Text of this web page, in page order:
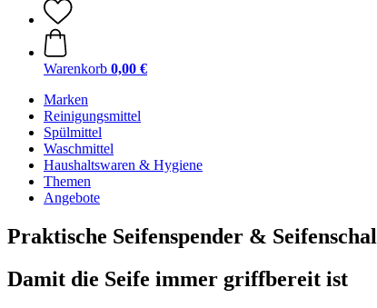
Warenkorb 0,00 €
Marken
Reinigungsmittel
Spülmittel
Waschmittel
Haushaltswaren & Hygiene
Themen
Angebote
Praktische Seifenspender &
Damit die Seife immer griffbereit ist